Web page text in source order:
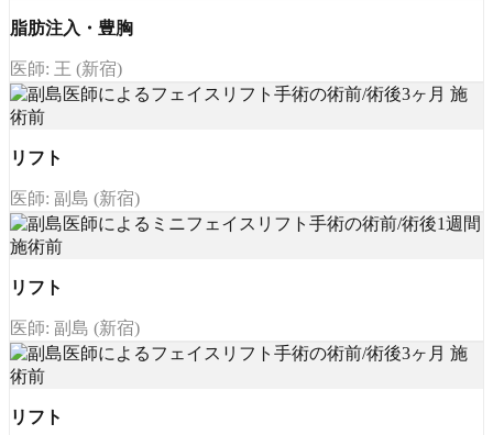
脂肪注入・豊胸
医師: 王 (新宿)
リフト
医師: 副島 (新宿)
リフト
医師: 副島 (新宿)
リフト